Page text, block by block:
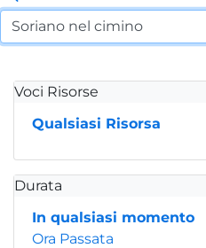
Voci Risorse
Qualsiasi Risorsa
Durata
In qualsiasi momento
Ora Passata